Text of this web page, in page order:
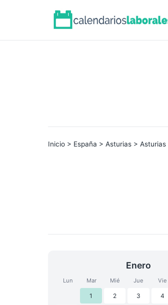
Inicio > España > Asturias > Asturias
Enero
Lun Mar Mié Jue Vie
1 2 3 4